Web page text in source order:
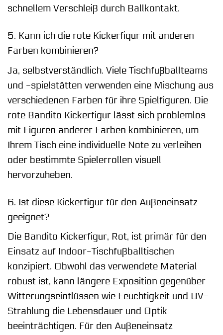
schnellem Verschleiß durch Ballkontakt.
5. Kann ich die rote Kickerfigur mit anderen
Farben kombinieren?
Ja, selbstverständlich. Viele Tischfußballteams
und -spielstätten verwenden eine Mischung aus
verschiedenen Farben für ihre Spielfiguren. Die
rote Bandito Kickerfigur lässt sich problemlos
mit Figuren anderer Farben kombinieren, um
Ihrem Tisch eine individuelle Note zu verleihen
oder bestimmte Spielerrollen visuell
hervorzuheben.
6. Ist diese Kickerfigur für den Außeneinsatz
geeignet?
Die Bandito Kickerfigur, Rot, ist primär für den
Einsatz auf Indoor-Tischfußballtischen
konzipiert. Obwohl das verwendete Material
robust ist, kann längere Exposition gegenüber
Witterungseinflüssen wie Feuchtigkeit und UV-
Strahlung die Lebensdauer und Optik
beeinträchtigen. Für den Außeneinsatz